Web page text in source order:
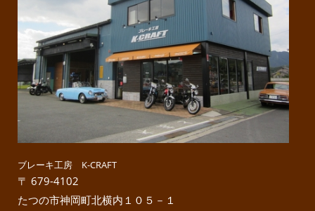
ブレーキ工房 K-CRAFT
〒 679-4102
たつの市神岡町北横内１０５－１